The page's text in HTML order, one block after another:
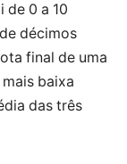
de 0 a 10
décimos
final de uma
baixa
das três